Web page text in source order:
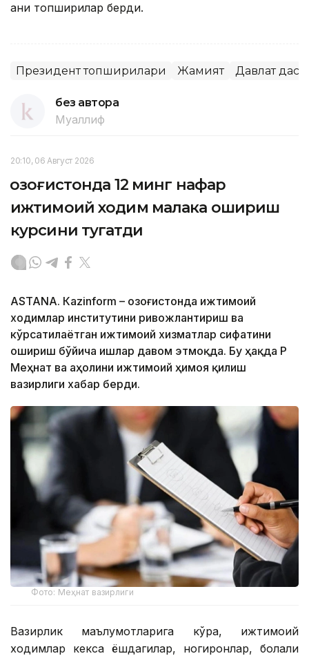
аниқ топшириқлар берди.
Президент топшириқлари Жамият Давлат
без автора
Муаллиф
20:10, 06 Август 2026
Қозоғистонда 12 минг нафар
ижтимоий ходим малака ошириш
курсини тугатди
ASTANА. Кazinform – Қозоғистонда ижтимоий
ходимлар институтини ривожлантириш ва
кўрсатилаётган ижтимоий хизматлар сифатини
ошириш бўйича ишлар давом этмоқда. Бу ҳақда ҚР
Меҳнат ва аҳолини ижтимоий ҳимоя қилиш
вазирлиги хабар берди.
Фото: Меҳнат вазирлиги
Вазирлик маълумотларига кўра, ижтимоий
ходимлар кекса ёшдагилар, ногиронлар, болали